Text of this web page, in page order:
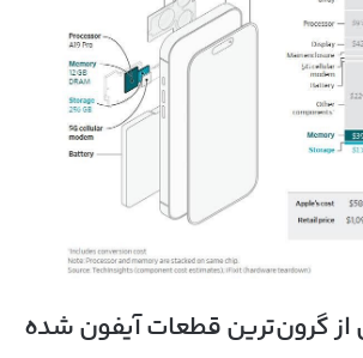
از گرون‌ترین قطعات آیفون شده